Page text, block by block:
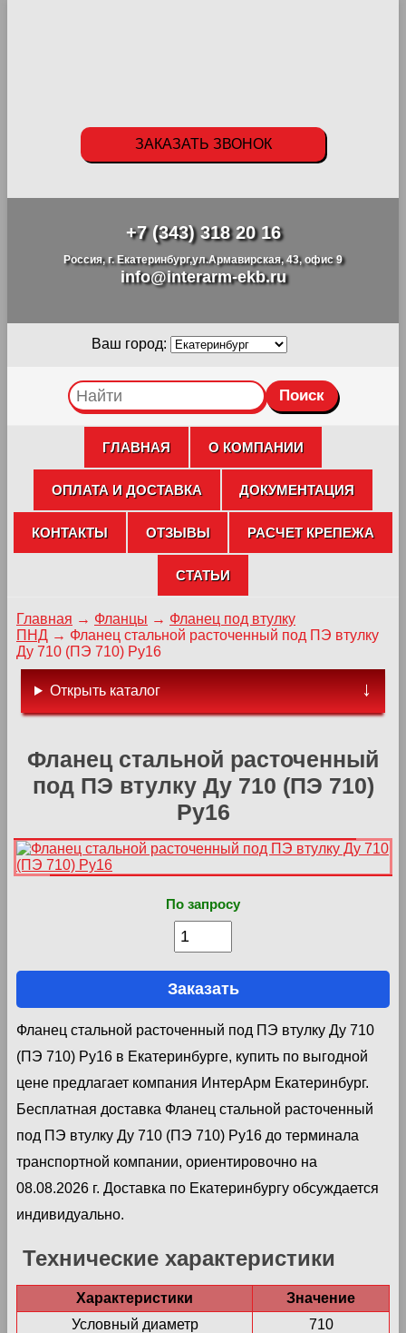
+7 (343) 318 20 16
Россия, г. Екатеринбург,ул.Армавирская, 43, офис 9
info@interarm-ekb.ru
ЗАКАЗАТЬ ЗВОНОК
Ваш город:
ГЛАВНАЯ О КОМПАНИИ
ОПЛАТА И ДОСТАВКА ДОКУМЕНТАЦИЯ
КОНТАКТЫ ОТЗЫВЫ РАСЧЕТ КРЕПЕЖА
СТАТЬИ
Главная → Фланцы → Фланец под втулку
ПНД → Фланец стальной расточенный под ПЭ втулку
Ду 710 (ПЭ 710) Ру16
Фланец стальной расточенный
под ПЭ втулку Ду 710 (ПЭ 710)
Ру16
По запросу
Заказать
Фланец стальной расточенный под ПЭ втулку Ду 710
(ПЭ 710) Ру16 в Екатеринбурге, купить по выгодной
цене предлагает компания ИнтерАрм Екатеринбург.
Бесплатная доставка Фланец стальной расточенный
под ПЭ втулку Ду 710 (ПЭ 710) Ру16 до терминала
транспортной компании, ориентировочно на
08.08.2026 г. Доставка по Екатеринбургу обсуждается
индивидуально.
Технические характеристики
Характеристики
Значение
Условный диаметр
710
Открыть каталог